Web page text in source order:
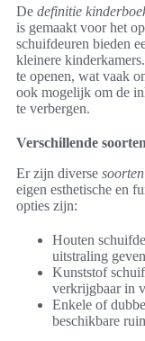
De definitie
is gemaakt voor het
schuifdeuren bieden
kleinere
te openen, wat vaak
ook mogelijk om de
te verbergen.
Verschillende
Er zijn diverse
eigen esthetische en
opties zijn:
Houten
uitstraling
Kunststof
verkrijgbaar in
Enkele of
beschikbare